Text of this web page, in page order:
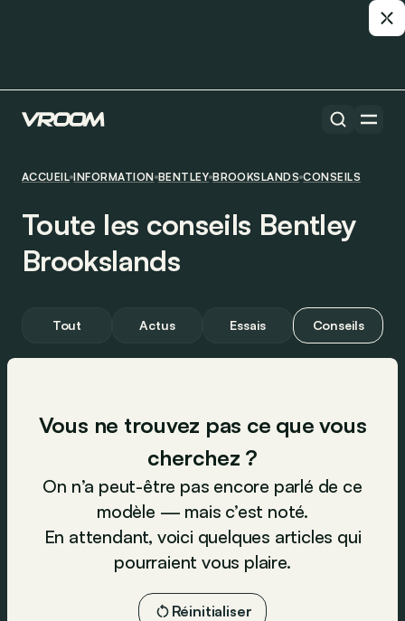
ACCUEIL INFORMATION BENTLEY BROOKSLANDS CONSEILS
Toute les conseils Bentley
Brookslands
Tout Actus Essais Conseils
Vous ne trouvez pas ce que vous
cherchez ?
On n’a peut-être pas encore parlé de ce
modèle — mais c’est noté.
En attendant, voici quelques articles qui
pourraient vous plaire.
Réinitialiser